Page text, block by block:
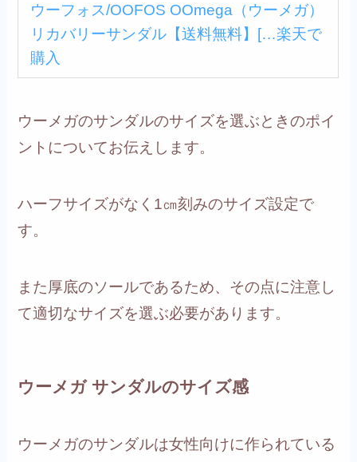
ウーフォス/OOFOS OOmega（ウーメガ）
リカバリーサンダル【送料無料】[…楽天で
購入
ウーメガのサンダルのサイズを選ぶときのポイ
ントについてお伝えします。
ハーフサイズがなく1㎝刻みのサイズ設定で
す。
また厚底のソールであるため、その点に注意し
て適切なサイズを選ぶ必要があります。
ウーメガ サンダルのサイズ感
ウーメガのサンダルは女性向けに作られている